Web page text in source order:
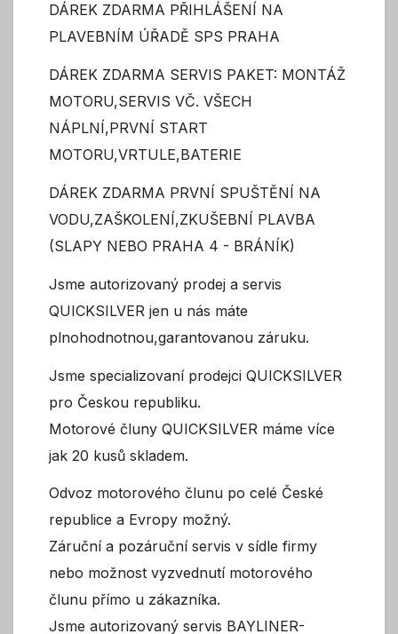
DÁREK ZDARMA PŘIHLÁŠENÍ NA
PLAVEBNÍM ÚŘADĚ SPS PRAHA
DÁREK ZDARMA SERVIS PAKET: MONTÁŽ
MOTORU,SERVIS VČ. VŠECH
NÁPLNÍ,PRVNÍ START
MOTORU,VRTULE,BATERIE
DÁREK ZDARMA PRVNÍ SPUŠTĚNÍ NA
VODU,ZAŠKOLENÍ,ZKUŠEBNÍ PLAVBA
(SLAPY NEBO PRAHA 4 - BRÁNÍK)
Jsme autorizovaný prodej a servis
QUICKSILVER jen u nás máte
plnohodnotnou,garantovanou záruku.
Jsme specializovaní prodejci QUICKSILVER
pro Českou republiku.
Motorové čluny QUICKSILVER máme více
jak 20 kusů skladem.
Odvoz motorového člunu po celé České
republice a Evropy možný.
Záruční a pozáruční servis v sídle firmy
nebo možnost vyzvednutí motorového
člunu přímo u zákazníka.
Jsme autorizovaný servis BAYLINER-